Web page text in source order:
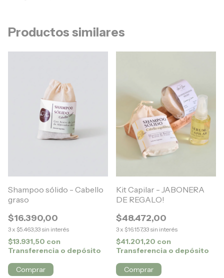
Productos similares
Shampoo sólido - Cabello
graso
$16.390,00
3 x $5.463,33 sin interés
$13.931,50 con
Transferencia o depósito
Kit Capilar - JABONERA
DE REGALO!
$48.472,00
3 x $16.157,33 sin interés
$41.201,20 con
Transferencia o depósito
Comprar